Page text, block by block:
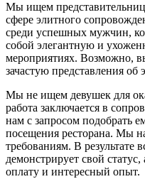
Мы ищем представительниц
сфере элитного
среди успешных мужчин,
собой элегантную и
мероприятиях. Возможно,
зачастую представления об
Мы не ищем девушек для
работа заключается в
нам с запросом подобрать
посещения ресторана. Мы
требованиям. В
демонстрирует свой
оплату и интересный опыт.